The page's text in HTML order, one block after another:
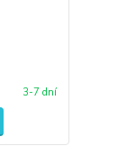
3-7 dní